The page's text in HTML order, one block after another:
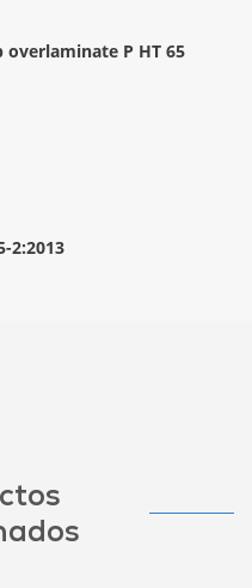
overlaminate P HT 65
2:2013